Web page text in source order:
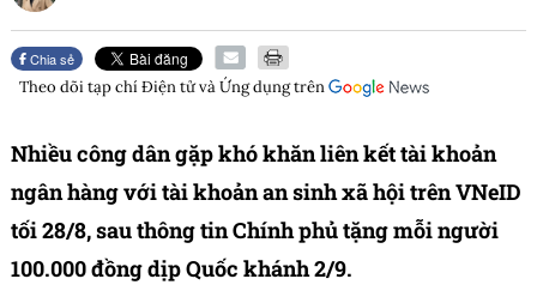
Chia sẻ
Theo dõi tạp chíĐiện tử và Ứng dụngtrên
Nhiều công dân gặp khó khăn liên kết tài khoản
ngân hàng với tài khoản an sinh xã hội trên VNeID
tối 28/8, sau thông tin Chính phủ tặng mỗi người
100.000 đồng dịp Quốc khánh 2/9.